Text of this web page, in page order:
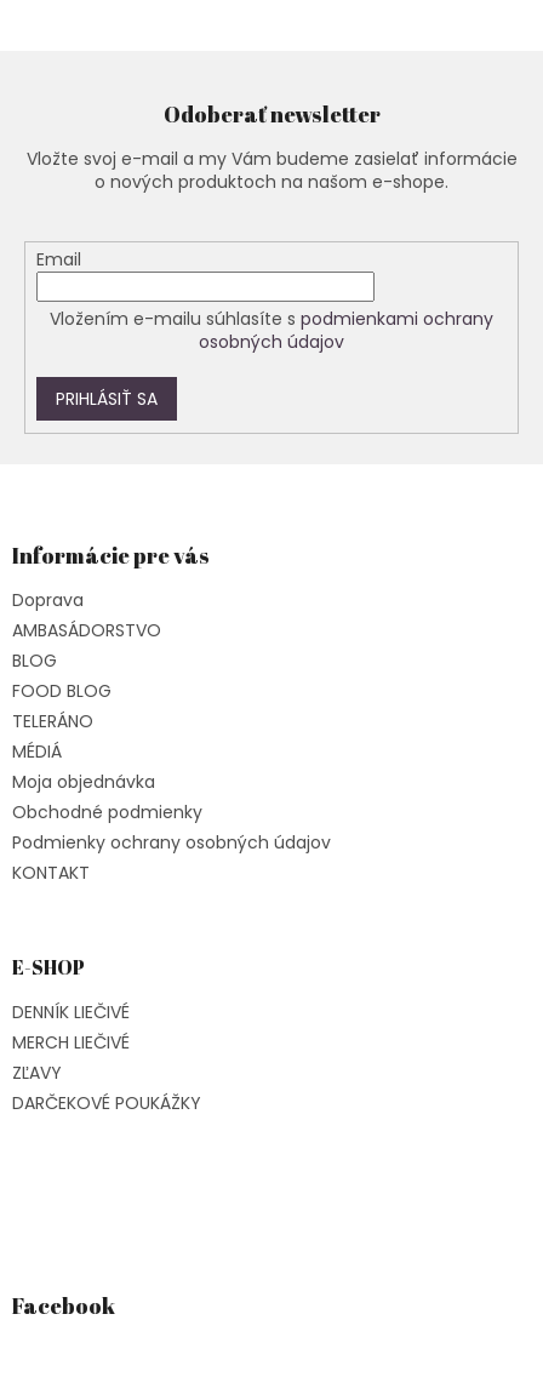
Odoberať newsletter
Vložte svoj e-mail a my Vám budeme zasielať informácie
o nových produktoch na našom e-shope.
Email
Vložením e-mailu súhlasíte s podmienkami ochrany
osobných údajov
PRIHLÁSIŤ SA
äInformácie pre vás
Doprava
AMBASÁDORSTVO
BLOG
FOOD BLOG
TELERÁNO
MÉDIÁ
Moja objednávka
Obchodné podmienky
Podmienky ochrany osobných údajov
KONTAKT
E-SHOP
DENNÍK LIEČIVÉ
MERCH LIEČIVÉ
ZĽAVY
DARČEKOVÉ POUKÁŽKY
Facebook